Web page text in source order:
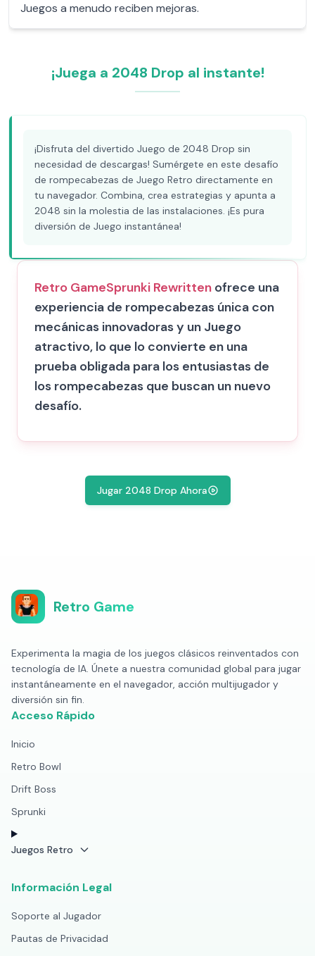
Juegos a menudo reciben mejoras.
¡Juega a 2048 Drop al instante!
¡Disfruta del divertido Juego de 2048 Drop sin
necesidad de descargas! Sumérgete en este desafío
de rompecabezas de Juego Retro directamente en
tu navegador. Combina, crea estrategias y apunta a
2048 sin la molestia de las instalaciones. ¡Es pura
diversión de Juego instantánea!
Retro GameSprunki Rewritten ofrece una
experiencia de rompecabezas única con
mecánicas innovadoras y un Juego
atractivo, lo que lo convierte en una
prueba obligada para los entusiastas de
los rompecabezas que buscan un nuevo
desafío.
Jugar 2048 Drop Ahora
Retro Game
Experimenta la magia de los juegos clásicos reinventados con
tecnología de IA. Únete a nuestra comunidad global para jugar
instantáneamente en el navegador, acción multijugador y
diversión sin fin.
Acceso Rápido
Inicio
Retro Bowl
Drift Boss
Sprunki
Juegos Retro
Información Legal
Soporte al Jugador
Pautas de Privacidad